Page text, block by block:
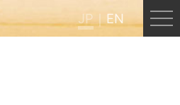
JP EN